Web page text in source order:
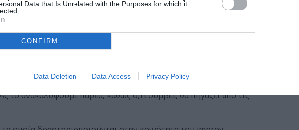
Data that Is Unrelated with the Purposes for which it
CONFIRM
Data Deletion Data Access Privacy Policy
ένα ψυχεδελικό καμπαρέ με ένα ψάρι, μια σουρεαλιστική
προς το φως..
διάρκεια: 40’): Improv Games
χωρίς σκηνοθεσία, κείμενο, κοστούμια ή σκηνικά. Κανείς δεν
το ανακαλύψουμε παρέα, καθώς ό,τι συμβεί, θα πηγάζει από τις